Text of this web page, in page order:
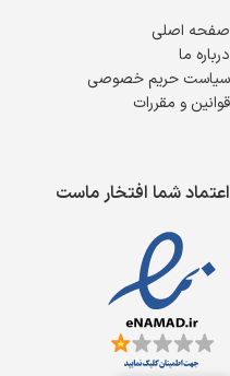
صفحه اصلی
درباره ما
سیاست حریم خصوصی
قوانین و مقررات
اعتماد شما افتخار ماست